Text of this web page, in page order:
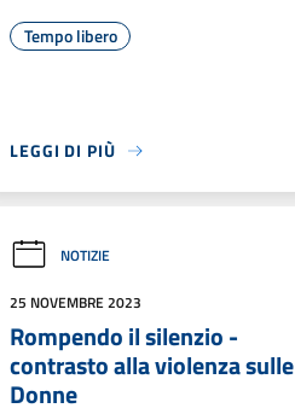
Tempo libero
LEGGI DI PIÙ
NOTIZIE
25 NOVEMBRE 2023
Rompendo il silenzio -
contrasto alla violenza sulle
Donne